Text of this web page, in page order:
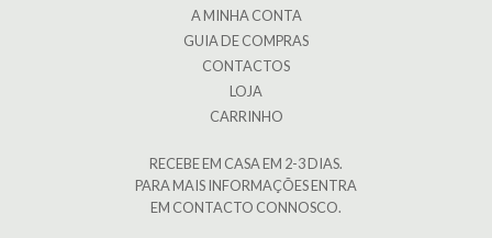
A MINHA CONTA
GUIA DE COMPRAS
CONTACTOS
LOJA
CARRINHO
RECEBE EM CASA EM 2-3 DIAS.
PARA MAIS INFORMAÇÕES ENTRA
EM CONTACTO CONNOSCO.